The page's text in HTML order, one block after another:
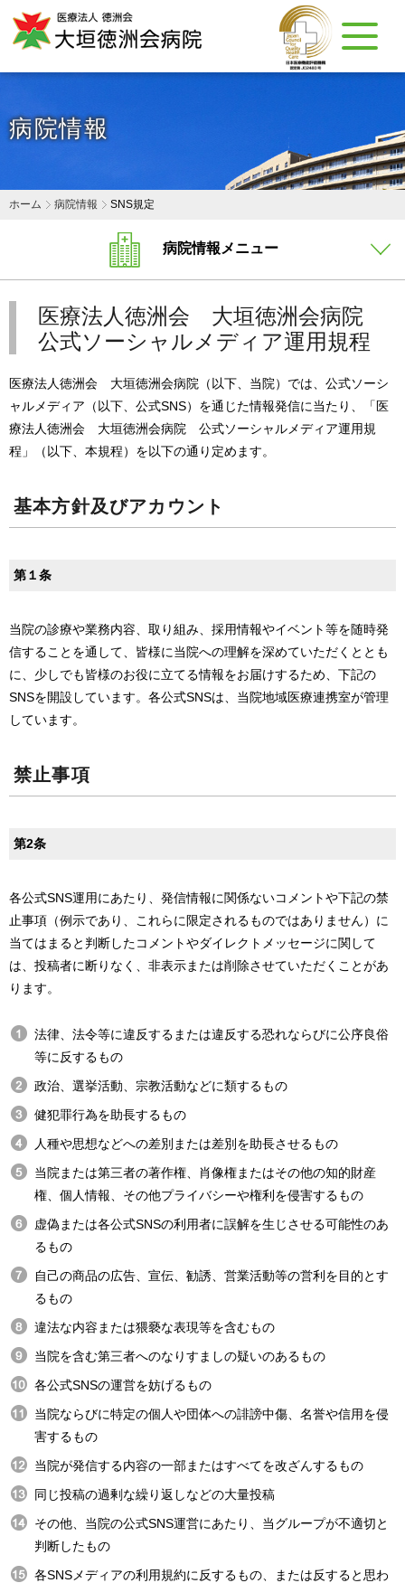
病院情報
ホーム 病院情報 SNS規定
医療法人徳洲会 大垣徳洲会病院
公式ソーシャルメディア運用規程
医療法人徳洲会 大垣徳洲会病院（以下、当院）では、公式ソーシ
ャルメディア（以下、公式SNS）を通じた情報発信に当たり、「医
療法人徳洲会 大垣徳洲会病院 公式ソーシャルメディア運用規
程」（以下、本規程）を以下の通り定めます。
基本方針及びアカウント
第１条
当院の診療や業務内容、取り組み、採用情報やイベント等を随時発
信することを通して、皆様に当院への理解を深めていただくととも
に、少しでも皆様のお役に立てる情報をお届けするため、下記の
SNSを開設しています。各公式SNSは、当院地域医療連携室が管理
しています。
禁止事項
第2条
各公式SNS運用にあたり、発信情報に関係ないコメントや下記の禁
止事項（例示であり、これらに限定されるものではありません）に
当てはまると判断したコメントやダイレクトメッセージに関して
は、投稿者に断りなく、非表示または削除させていただくことがあ
ります。
法律、法令等に違反するまたは違反する恐れならびに公序良俗
等に反するもの
政治、選挙活動、宗教活動などに類するもの
健犯罪行為を助長するもの
人種や思想などへの差別または差別を助長させるもの
当院または第三者の著作権、肖像権またはその他の知的財産
権、個人情報、その他プライバシーや権利を侵害するもの
虚偽または各公式SNSの利用者に誤解を生じさせる可能性のあ
るもの
自己の商品の広告、宣伝、勧誘、営業活動等の営利を目的とす
るもの
違法な内容または猥褻な表現等を含むもの
当院を含む第三者へのなりすましの疑いのあるもの
各公式SNSの運営を妨げるもの
当院ならびに特定の個人や団体への誹謗中傷、名誉や信用を侵
害するもの
当院が発信する内容の一部またはすべてを改ざんするもの
同じ投稿の過剰な繰り返しなどの大量投稿
その他、当院の公式SNS運営にあたり、当グループが不適切と
判断したもの
各SNSメディアの利用規約に反するもの、または反すると思わ
病院情報メニュー